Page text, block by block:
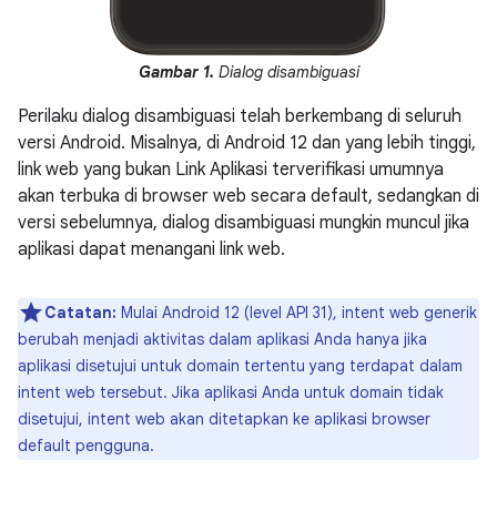
Gambar 1. Dialog disambiguasi
Perilaku dialog disambiguasi telah berkembang di seluruh
versi Android. Misalnya, di Android 12 dan yang lebih tinggi,
link web yang bukan Link Aplikasi terverifikasi umumnya
akan terbuka di browser web secara default, sedangkan di
versi sebelumnya, dialog disambiguasi mungkin muncul jika
aplikasi dapat menangani link web.
Catatan: Mulai Android 12 (level API 31), intent web generik
berubah menjadi aktivitas dalam aplikasi Anda hanya jika
aplikasi disetujui untuk domain tertentu yang terdapat dalam
intent web tersebut. Jika aplikasi Anda untuk domain tidak
disetujui, intent web akan ditetapkan ke aplikasi browser
default pengguna.